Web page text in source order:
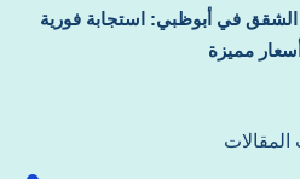
الشقق في أبوظبي: استجابة فورية
مميزة
المقالات